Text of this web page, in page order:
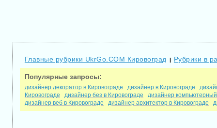
Главные рубрики UkrGo.COM Кировоград | Рубрики в
Популярные запросы:
дизайнер декоратор в Кировограде дизайнер в Кировограде
Кировограде
дизайнер без в Кировограде
дизайнер
дизайнер веб в Кировограде
дизайнер архитектор в Кировограде